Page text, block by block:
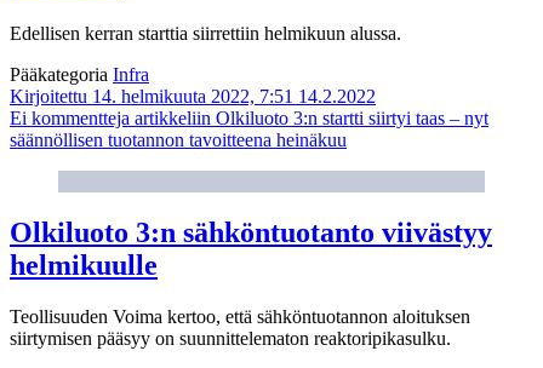
Edellisen kerran starttia siirrettiin helmikuun alussa.
Pääkategoria Infra
Kirjoitettu 14. helmikuuta 2022, 7:51 14.2.2022
Ei kommentteja artikkeliin Olkiluoto 3:n startti siirtyi taas – nyt
säännöllisen tuotannon tavoitteena heinäkuu
Olkiluoto 3:n sähköntuotanto viivästyy
helmikuulle
Teollisuuden Voima kertoo, että sähköntuotannon aloituksen
siirtymisen pääsyy on suunnittelematon reaktoripikasulku.